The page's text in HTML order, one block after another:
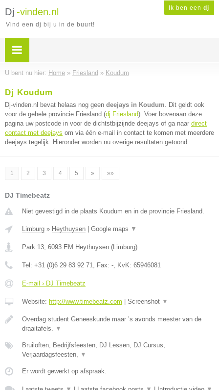
Ik ben een dj
Dj -vinden.nl
Vind een dj bij u in de buurt!
U bent nu hier: Home » Friesland » Koudum
Dj Koudum
Dj-vinden.nl bevat helaas nog geen deejays in Koudum. Dit geldt ook
voor de gehele provincie Friesland (dj Friesland). Voer bovenaan deze
pagina uw postcode in voor de dichtstbijzijnde deejays of ga naar direct
contact met deejays om via één e-mail in contact te komen met meerdere
deejays tegelijk. Hieronder worden nu overige resultaten getoond.
1 2 3 4 5 » »»
DJ Timebeatz
Niet gevestigd in de plaats Koudum en in de provincie Friesland.
Limburg » Heythuysen Google maps ▼
Park 13, 6093 EM Heythuysen (Limburg)
Tel: +31 (0)6 29 83 92 71, Fax: -, KvK: 65946081
E-mail › DJ Timebeatz
Website: http://www.timebeatz.com Screenshot ▼
Overdag student Geneeskunde maar ’s avonds meester van de
draaitafels. ▼
Bruiloften, Bedrijfsfeesten, DJ Lessen, DJ Cursus,
Verjaardagsfeesten, ▼
Er wordt gewerkt op afspraak.